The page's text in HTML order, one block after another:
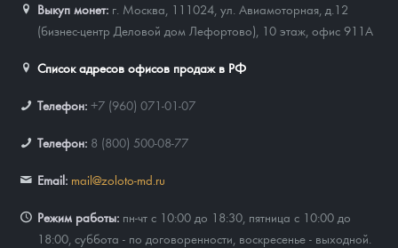
Выкуп монет: г. Москва, 111024, ул. Авиамоторная, д.12
(бизнес-центр Деловой дом Лефортово), 10 этаж, офис 911А
Список адресов офисов продаж в РФ
Телефон: +7 (960) 071-01-07
Телефон: 8 (800) 500-08-77
Email: mail@zoloto-md.ru
Режим работы: пн-чт с 10:00 до 18:30, пятница с 10:00 до
18:00, суббота - по договоренности, воскресенье - выходной.